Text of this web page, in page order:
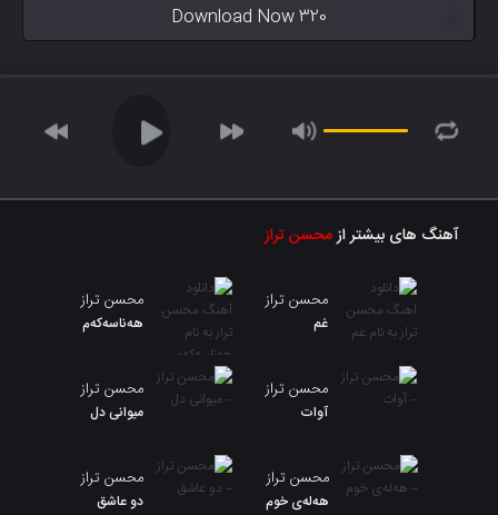
Download Now 320
آهنگ های بیشتر ازمحسن تراز
محسن تراز
غم
محسن تراز
هەناسەکەم
محسن تراز
آوات
محسن تراز
میوانی دل
محسن تراز
هەلەی خوم
محسن تراز
دو عاشق